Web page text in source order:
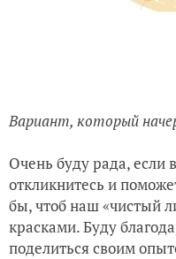
Вариант, который
Очень буду рада, если
откликнитесь и
бы, чтоб наш «чистый
красками. Буду
поделиться своим